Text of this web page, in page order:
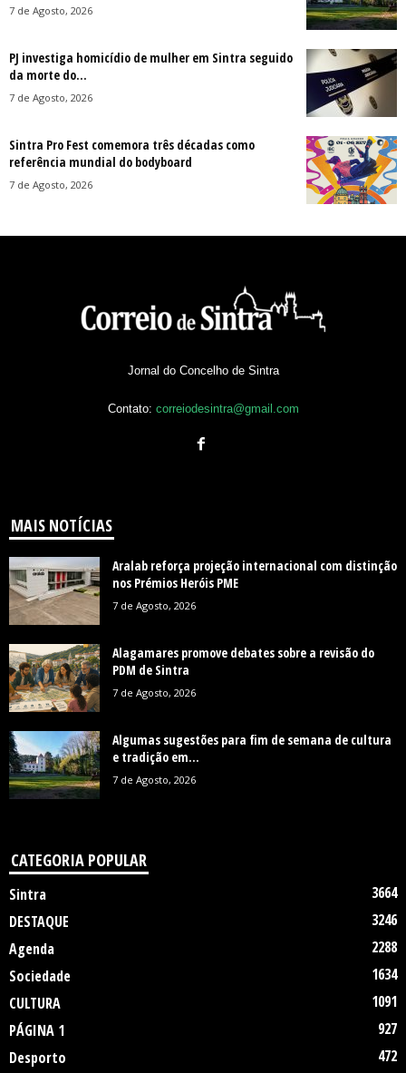
7 de Agosto, 2026
PJ investiga homicídio de mulher em Sintra seguido
da morte do...
7 de Agosto, 2026
Sintra Pro Fest comemora três décadas como
referência mundial do bodyboard
7 de Agosto, 2026
Jornal do Concelho de Sintra
Contato: correiodesintra@gmail.com
MAIS NOTÍCIAS
Aralab reforça projeção internacional com distinção
nos Prémios Heróis PME
7 de Agosto, 2026
Alagamares promove debates sobre a revisão do
PDM de Sintra
7 de Agosto, 2026
Algumas sugestões para fim de semana de cultura
e tradição em...
7 de Agosto, 2026
CATEGORIA POPULAR
Sintra
3664
DESTAQUE
3246
Agenda
2288
Sociedade
1634
CULTURA
1091
PÁGINA 1
927
Desporto
472